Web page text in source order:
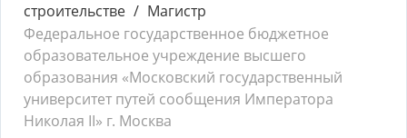
строительстве
Магистр
Федеральное государственное бюджетное
образовательное учреждение высшего
образования «Московский государственный
университет путей сообщения Императора
Николая II» г. Москва